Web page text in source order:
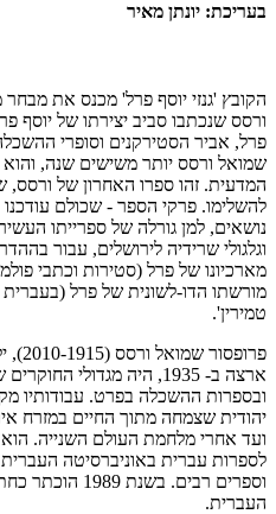
בעריכת: יונתן מאיר
הקובץ 'גנזי יוסף פרל' מכנס את
פרל, אביר הסטירקנים וסופרי
שמואל ורסס יותר משישים שנה,
המדעית. זהו ספרו האחרון של
להשלימו. פרקי הספר - שכולם עודכנו
נושאים, למן גורלה של ספרייתו
וגלגולי שרידיה לירושלים, עבור
מארכיונו של פרל (סטירות וכתבי
מורשתו הדו-לשונית של פרל
טמירין'.
ארצה ב- 1935, היה מגדולי
ובספרות ההשכלה בפרט. עבודותיו
יהודית שצמחה מתוך החיים במזרח
ועד אחרי מלחמת העולם השנייה.
לספרות עברית באוניברסיטה
וספרים רבים.
העברית.